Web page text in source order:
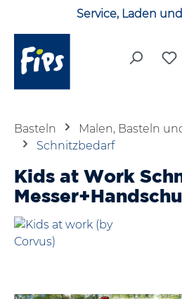
Zum Hauptinhalt springen
Service, Laden
Basteln Malen, Basteln
Schnitzbedarf
Kids at Work